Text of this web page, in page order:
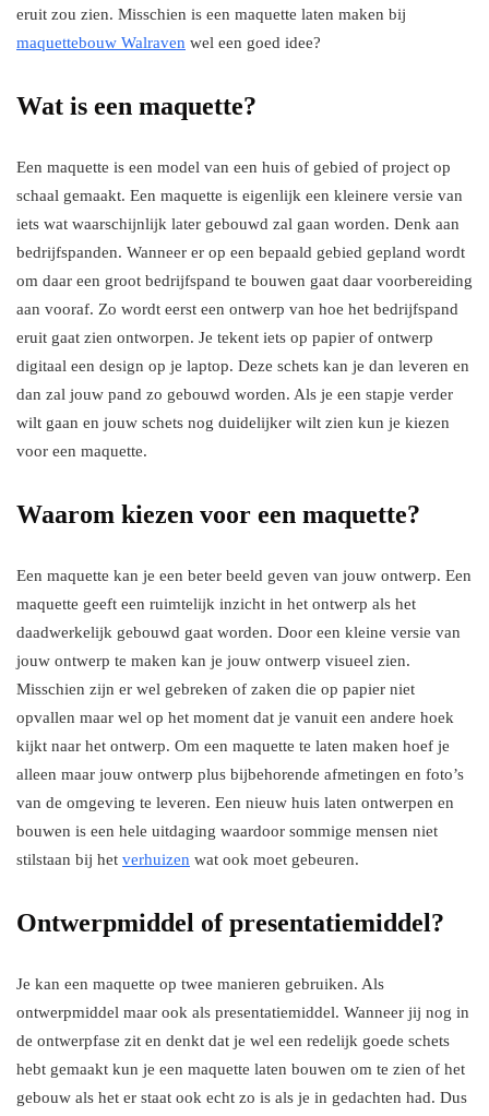
eruit zou zien. Misschien is een maquette laten maken bij
maquettebouw Walraven wel een goed idee?
Wat is een maquette?
Een maquette is een model van een huis of gebied of project op
schaal gemaakt. Een maquette is eigenlijk een kleinere versie van
iets wat waarschijnlijk later gebouwd zal gaan worden. Denk aan
bedrijfspanden. Wanneer er op een bepaald gebied gepland wordt
om daar een groot bedrijfspand te bouwen gaat daar voorbereiding
aan vooraf. Zo wordt eerst een ontwerp van hoe het bedrijfspand
eruit gaat zien ontworpen. Je tekent iets op papier of ontwerp
digitaal een design op je laptop. Deze schets kan je dan leveren en
dan zal jouw pand zo gebouwd worden. Als je een stapje verder
wilt gaan en jouw schets nog duidelijker wilt zien kun je kiezen
voor een maquette.
Waarom kiezen voor een maquette?
Een maquette kan je een beter beeld geven van jouw ontwerp. Een
maquette geeft een ruimtelijk inzicht in het ontwerp als het
daadwerkelijk gebouwd gaat worden. Door een kleine versie van
jouw ontwerp te maken kan je jouw ontwerp visueel zien.
Misschien zijn er wel gebreken of zaken die op papier niet
opvallen maar wel op het moment dat je vanuit een andere hoek
kijkt naar het ontwerp. Om een maquette te laten maken hoef je
alleen maar jouw ontwerp plus bijbehorende afmetingen en foto’s
van de omgeving te leveren. Een nieuw huis laten ontwerpen en
bouwen is een hele uitdaging waardoor sommige mensen niet
stilstaan bij het verhuizen wat ook moet gebeuren.
Ontwerpmiddel of presentatiemiddel?
Je kan een maquette op twee manieren gebruiken. Als
ontwerpmiddel maar ook als presentatiemiddel. Wanneer jij nog in
de ontwerpfase zit en denkt dat je wel een redelijk goede schets
hebt gemaakt kun je een maquette laten bouwen om te zien of het
gebouw als het er staat ook echt zo is als je in gedachten had. Dus